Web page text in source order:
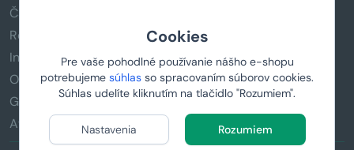
Cookies
Pre vaše pohodlné používanie nášho e-shopu
potrebujeme súhlas so spracovaním súborov cookies.
Súhlas udelíte kliknutím na tlačidlo "Rozumiem".
Nastavenia Rozumiem
Časté otázky (FAQ)
Reklamácia a vrátenie tovaru
Informácie k darčekom
Obchodné podmienky
GDPR
Affiliate program